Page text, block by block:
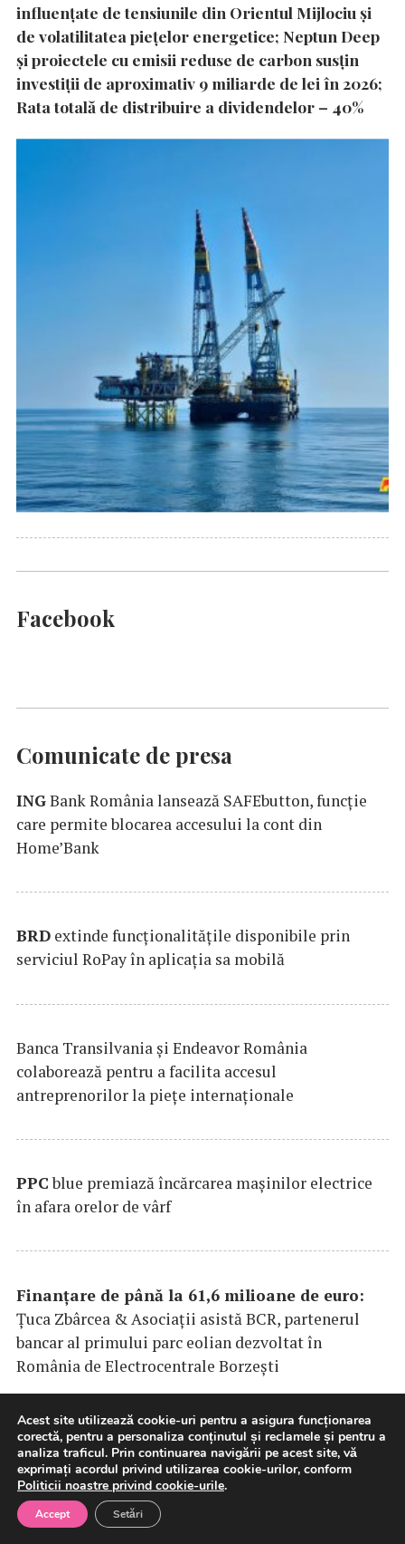
influențate de tensiunile din Orientul Mijlociu și
de volatilitatea piețelor energetice; Neptun Deep
și proiectele cu emisii reduse de carbon susțin
investiții de aproximativ 9 miliarde de lei în 2026;
Rata totală de distribuire a dividendelor – 40%
Facebook
Comunicate de presa
INGBank România lansează SAFEbutton, funcţie
care permite blocarea accesului la cont din
Home’Bank
BRD extinde funcţionalităţile disponibile prin
serviciul RoPay în aplicaţia sa mobilă
Banca Transilvania şi Endeavor România
colaborează pentru a facilita accesul
antreprenorilor la pieţe internaţionale
PPCblue premiază încărcarea maşinilor electrice
în afara orelor de vârf
Finanțare de până la 61,6 milioane de euro:
Țuca Zbârcea & Asociații asistă BCR, partenerul
bancar al primului parc eolian dezvoltat în
România de Electrocentrale Borzești
Andrei Bereandă se alătură Super în rolul de
Vicepreședinte Comercial pentru România
Acest site utilizează cookie-uri pentru a asigura funcționarea
corectă, pentru a personaliza conținutul și reclamele și pentru a
analiza traficul. Prin continuarea navigării pe acest site, vă
exprimați acordul privind utilizarea cookie-urilor, conform
Politicii noastre privind cookie-urile.
Accept Setări